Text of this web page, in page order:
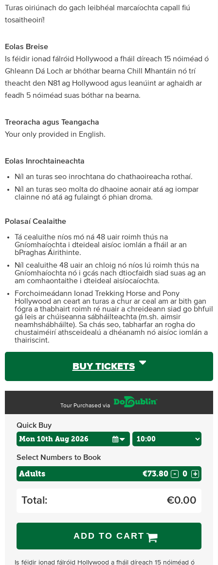
Turas oiriúnach do gach leibhéal marcaíochta capall fiú
tosaitheoirí!
Eolas Breise
Is féidir ionad fálróid Hollywood a fháil díreach 15 nóiméad ó
Ghleann Dá Loch ar bhóthar bearna Chill Mhantáin nó trí
theacht den N81 ag Hollywood agus leanúint ar aghaidh ar
feadh 5 nóiméad suas bóthar na bearna.
Treoracha agus Teangacha
Your only provided in English.
Eolas Inrochtaineachta
Níl an turas seo inrochtana do chathaoireacha rothaí.
Níl an turas seo molta do dhaoine aonair atá ag iompar
clainne nó atá ag fulaingt ó phian droma.
Polasaí Cealaithe
Tá cealuithe níos mó ná 48 uair roimh thús na
Gníomhaíochta i dteideal aisíoc iomlán a fháil ar an
bPraghas Áirithinte.
Níl cealuithe 48 uair an chloig nó níos lú roimh thús na
Gníomhaíochta nó i gcás nach dtiocfaidh siad suas ag an
am comhaontaithe i dteideal aisíocaíochta.
Forchoimeádann Ionad Trekking Horse and Pony
Hollywood an ceart an turas a chur ar ceal am ar bith gan
fógra a thabhairt roimh ré nuair a chreideann siad go bhfuil
gá leis ar chúiseanna sábháilteachta (m.sh. aimsir
neamhshábháilte). Sa chás seo, tabharfar an rogha do
chustaiméirí athsceidealú a dhéanamh nó aisíoc iomlán a
thairiscint.
BUY TICKETS
Tour Purchased via
Quick Buy
Select Numbers to Book
Adults €73.80 - +
Total: €0.00
ADD TO CART
Is féidir ionad fálróid Hollywood a fháil díreach 15 nóiméad ó